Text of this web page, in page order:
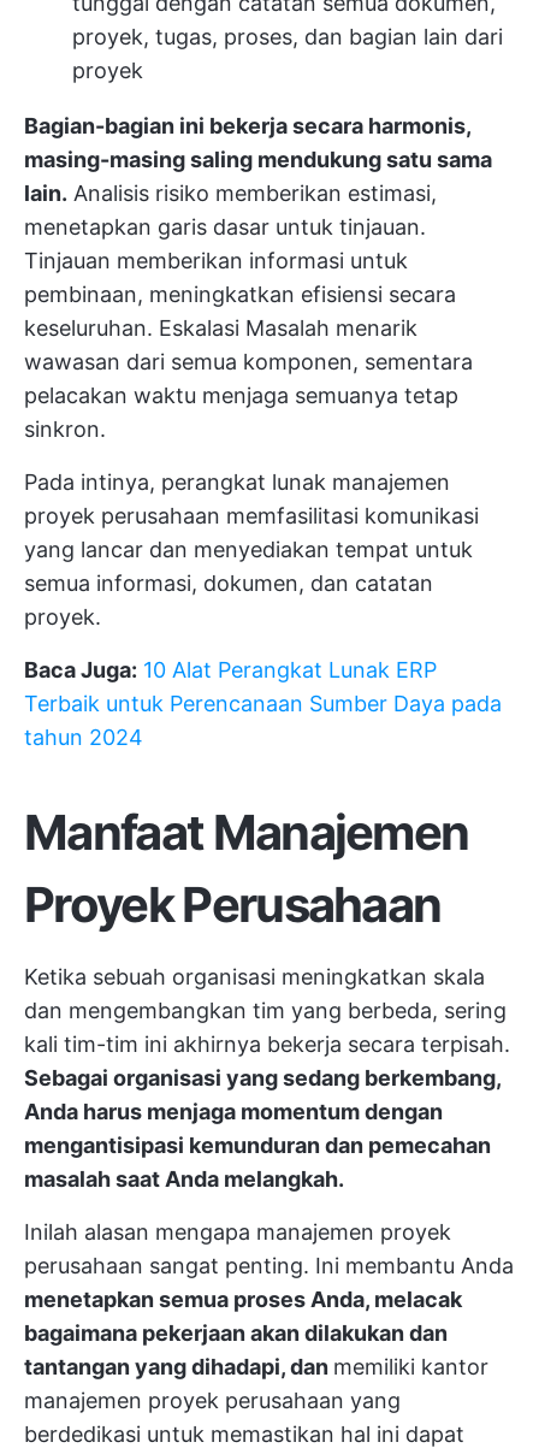
proyek, tugas, proses, dan bagian lain dari
proyek
Bagian-bagian ini bekerja secara harmonis,
masing-masing saling mendukung satu sama
lain. Analisis risiko memberikan estimasi,
menetapkan garis dasar untuk tinjauan.
Tinjauan memberikan informasi untuk
pembinaan, meningkatkan efisiensi secara
keseluruhan. Eskalasi Masalah menarik
wawasan dari semua komponen, sementara
pelacakan waktu menjaga semuanya tetap
sinkron.
Pada intinya, perangkat lunak manajemen
proyek perusahaan memfasilitasi komunikasi
yang lancar dan menyediakan tempat untuk
semua informasi, dokumen, dan catatan
proyek.
Baca Juga: 10 Alat Perangkat Lunak ERP
Terbaik untuk Perencanaan Sumber Daya pada
tahun 2024
Manfaat Manajemen
Proyek Perusahaan
Ketika sebuah organisasi meningkatkan skala
dan mengembangkan tim yang berbeda, sering
kali tim-tim ini akhirnya bekerja secara terpisah.
Sebagai organisasi yang sedang berkembang,
Anda harus menjaga momentum dengan
mengantisipasi kemunduran dan pemecahan
masalah saat Anda melangkah.
Inilah alasan mengapa manajemen proyek
perusahaan sangat penting. Ini membantu Anda
menetapkan semua proses Anda, melacak
bagaimana pekerjaan akan dilakukan dan
tantangan yang dihadapi, dan memiliki kantor
manajemen proyek perusahaan yang
berdedikasi untuk memastikan hal ini dapat